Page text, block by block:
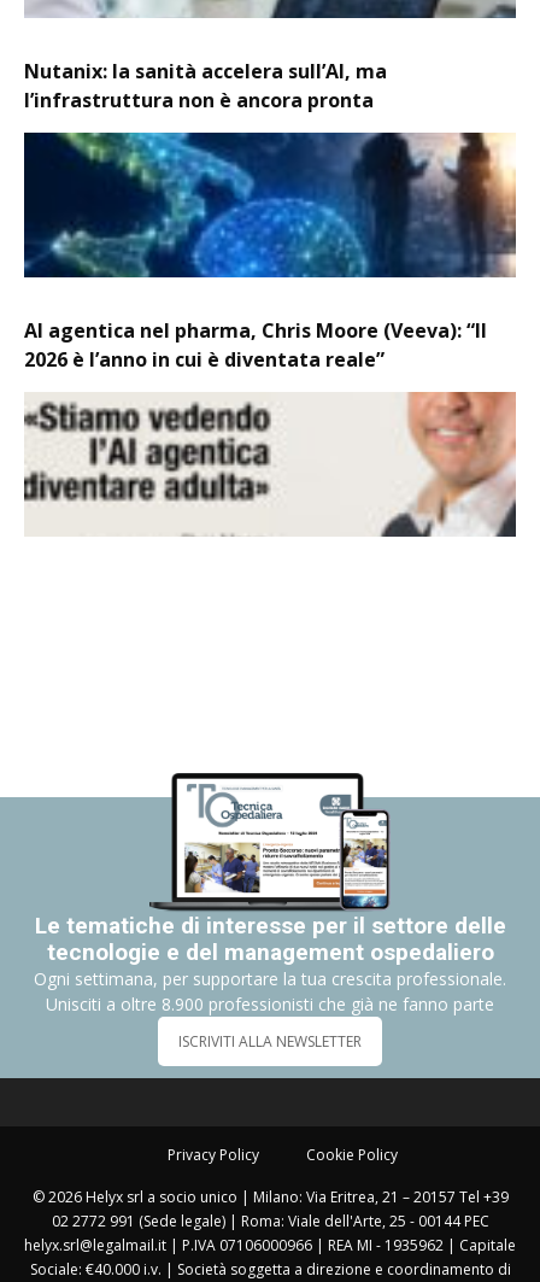
Nutanix: la sanità accelera sull’AI, ma
l’infrastruttura non è ancora pronta
AI agentica nel pharma, Chris Moore (Veeva): “Il
2026 è l’anno in cui è diventata reale”
Le tematiche di interesse per il settore delle
tecnologie e del management ospedaliero
Ogni settimana, per supportare la tua crescita professionale.
Unisciti a oltre 8.900 professionisti che già ne fanno parte
ISCRIVITI ALLA NEWSLETTER
Privacy Policy Cookie Policy
© 2026 Helyx srl a socio unico | Milano: Via Eritrea, 21 – 20157 Tel +39
02 2772 991 (Sede legale) | Roma: Viale dell'Arte, 25 - 00144 PEC
helyx.srl@legalmail.it | P.IVA 07106000966 | REA MI - 1935962 | Capitale
Sociale: €40.000 i.v. | Società soggetta a direzione e coordinamento di